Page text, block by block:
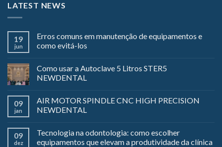
LATEST NEWS
19
jun
Erros comuns em manutenção de equipamentos e
como evitá-los
Como usar a Autoclave 5 Litros STER5
NEWDENTAL
09
jan
AIR MOTOR SPINDLE CNC HIGH PRECISION
NEWDENTAL
09
dez
Tecnologia na odontologia: como escolher
equipamentos que elevam a produtividade da clínica